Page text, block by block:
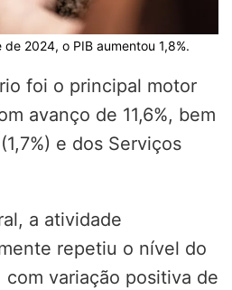
2024, o PIB aumentou 1,8%.
foi o principal motor
avanço de 11,6%, bem
e dos Serviços
a atividade
repetiu o nível do
variação positiva de